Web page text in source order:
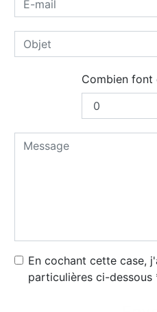
Combien font
En cochant cette case,
particulières ci-dessous